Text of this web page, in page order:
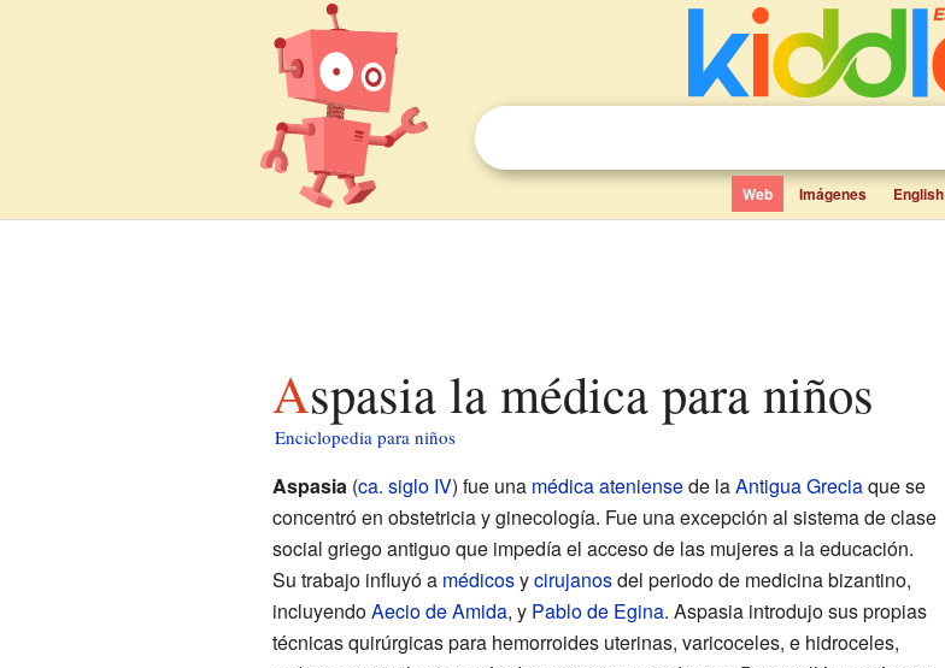
Web Imágenes English
Aspasia la médica para niños
Enciclopedia para niños
Aspasia(ca. siglo IV) fue una médicaateniensede laAntigua Greciaque se
concentró en obstetricia y ginecología. Fue una excepción al sistema de clase
social griego antiguo que impedía el acceso de las mujeres a la educación.
Su trabajo influyó a médicosycirujanosdel periodo de medicina bizantino,
incluyendoAecio de Amida, y Pablo de Egina. Aspasia introdujo sus propias
técnicas quirúrgicas para hemorroides uterinas, varicoceles, e hidroceles,